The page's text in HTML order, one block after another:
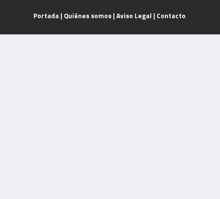
Portada | Quiénes somos| Aviso Legal | Contacto